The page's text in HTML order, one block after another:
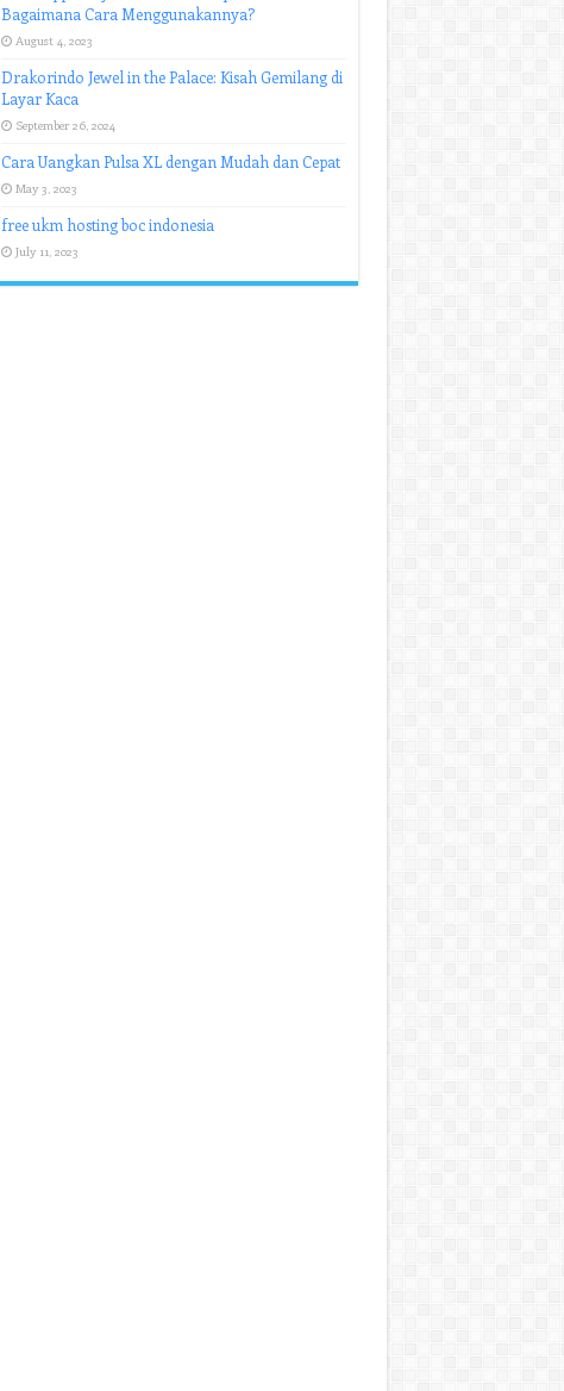
Bagaimana Cara Menggunakannya?
August 4, 2023
Drakorindo Jewel in the Palace: Kisah Gemilang di
Layar Kaca
September 26, 2024
Cara Uangkan Pulsa XL dengan Mudah dan Cepat
May 3, 2023
free ukm hosting boc indonesia
July 11, 2023